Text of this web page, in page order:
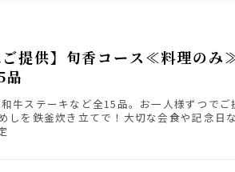
ご提供】旬香コース≪料理の
品
牛ステーキなど全15品。お一人様ずつでご
しを鉄釜炊き立てで！大切な会食や記念日